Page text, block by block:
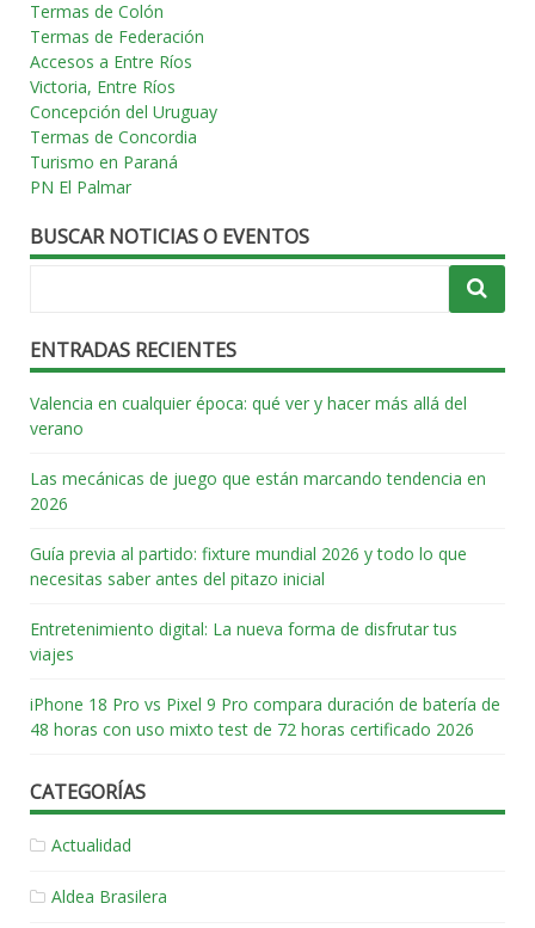
Termas de Colón
Termas de Federación
Accesos a Entre Ríos
Victoria, Entre Ríos
Concepción del Uruguay
Termas de Concordia
Turismo en Paraná
PN El Palmar
BUSCAR NOTICIAS O EVENTOS
ENTRADAS RECIENTES
Valencia en cualquier época: qué ver y hacer más allá del
verano
Las mecánicas de juego que están marcando tendencia en
2026
Guía previa al partido: fixture mundial 2026 y todo lo que
necesitas saber antes del pitazo inicial
Entretenimiento digital: La nueva forma de disfrutar tus
viajes
iPhone 18 Pro vs Pixel 9 Pro compara duración de batería de
48 horas con uso mixto test de 72 horas certificado 2026
CATEGORÍAS
Actualidad
Aldea Brasilera